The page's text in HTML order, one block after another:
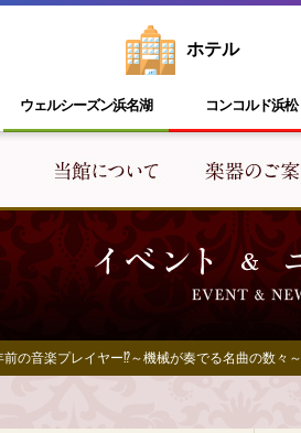
ホテル
ウェルシーズン浜名湖 コンコルド浜松
前の音楽プレイヤー⁉～機械が奏でる名曲の数々～